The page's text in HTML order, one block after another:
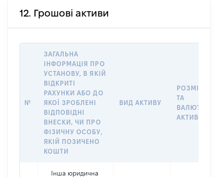
12. Грошові активи
№
ЗАГАЛЬНА
ІНФОРМАЦІЯ ПРО
УСТАНОВУ, В ЯКІЙ
ВІДКРИТІ
РАХУНКИ АБО ДО
ЯКОЇ ЗРОБЛЕНІ
ВІДПОВІДНІ
ВНЕСКИ, ЧИ ПРО
ФІЗИЧНУ ОСОБУ,
ЯКІЙ ПОЗИЧЕНО
КОШТИ
ВИД АКТИВУ
РОЗМІР
ТА
ВАЛЮТА
АКТИВУ
Інша юридична